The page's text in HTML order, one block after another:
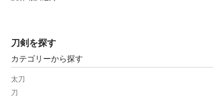
刀剣を探す
カテゴリーから探す
太刀
刀